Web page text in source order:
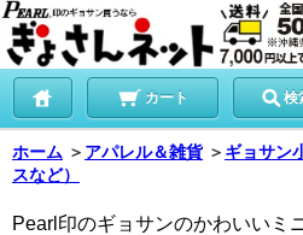
カート 検
ホーム ＞ アパレル＆雑貨 ＞ ギョサン
スなど）
Pearl印のギョサンのかわいいミ